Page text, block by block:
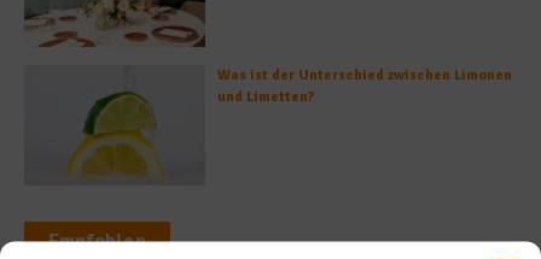
Was ist der Unterschied zwischen Limonen
und Limetten?
Empfohlen